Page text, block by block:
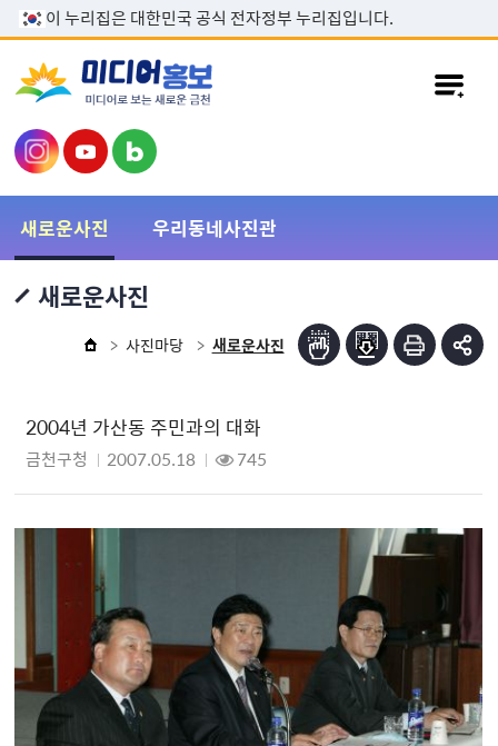
본문 바로가기
이 누리집은 대한민국 공식 전자정부 누리집입니다.
새로운사진 우리동네사진관
새로운사진
사진마당 새로운사진
2004년 가산동 주민과의 대화
금천구청 2007.05.18 745